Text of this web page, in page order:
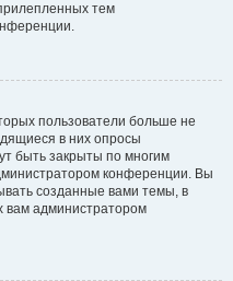
тем
пользователи больше не
в них опросы
быть закрыты по многим
конференции. Вы
созданные вами темы, в
вам администратором